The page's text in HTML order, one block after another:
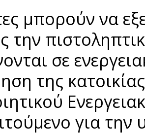
μπορούν να
την
σε
της
για την